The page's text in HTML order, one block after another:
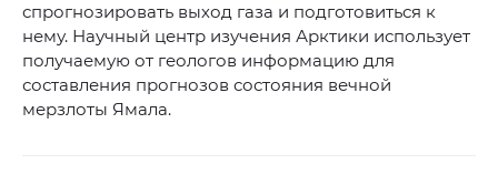
спрогнозировать выход газа и подготовиться к
нему. Научный центр изучения Арктики использует
получаемую от геологов информацию для
составления прогнозов состояния вечной
мерзлоты Ямала.